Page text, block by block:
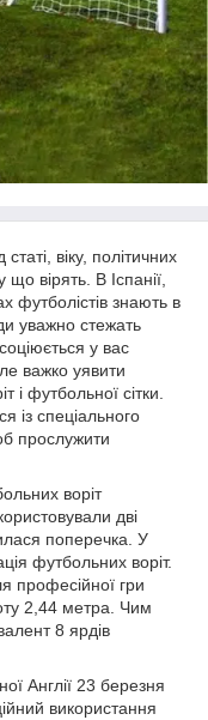
віку, політичних
вірять. В Іспанії,
футболістів знають в
уважно стежать
у вас
важко уявити
і футбольної сітки.
із спеціального
прослужити
воріт
дві
поперечка. У
футбольних воріт.
професійної гри
2,44 метра. Чим
8 ярдів
Англії 23 березня
використання